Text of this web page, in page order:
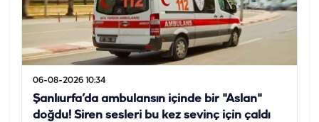
06-08-2026 10:34
Şanlıurfa’da ambulansın içinde bir "Aslan"
doğdu! Siren sesleri bu kez sevinç için çaldı